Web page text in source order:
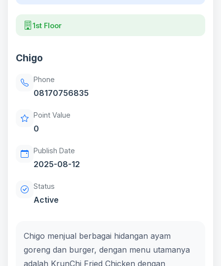
1st Floor
Chigo
Phone
08170756835
Point Value
0
Publish Date
2025-08-12
Status
Active
Chigo menjual berbagai hidangan ayam
goreng dan burger, dengan menu utamanya
adalah KrunChi Fried Chicken dengan